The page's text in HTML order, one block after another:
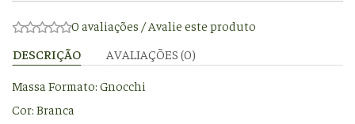
0 avaliações /Avalie este produto
DESCRIÇÃO
AVALIAÇÕES (0)
Massa Formato: Gnocchi
Cor: Branca